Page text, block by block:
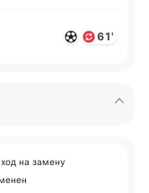
61'
на замену